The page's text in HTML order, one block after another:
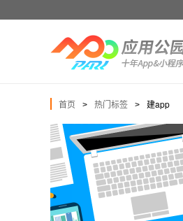
首页 > 热门标签 > 建app